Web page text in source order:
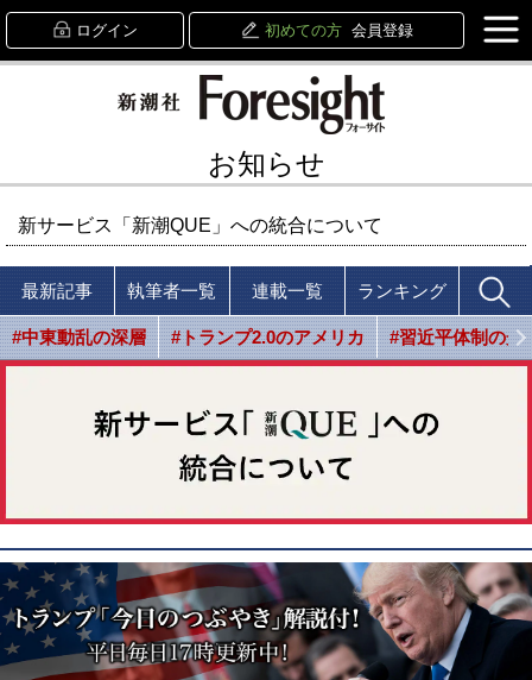
ログイン 初めての方 会員登録
お知らせ
新サービス「新潮QUE」への統合について
最新記事 執筆者一覧 連載一覧 ランキング
#中東動乱の深層 #トランプ2.0のアメリカ #習近平体制の光